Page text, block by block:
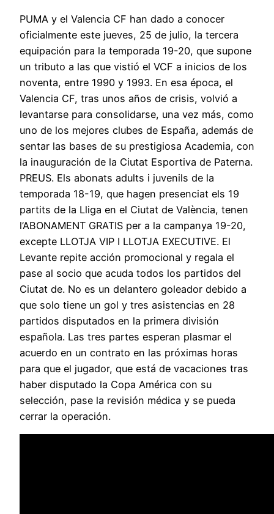
PUMA y el Valencia CF han dado a conocer
oficialmente este jueves, 25 de julio, la tercera
equipación para la temporada 19-20, que supone
un tributo a las que vistió el VCF a inicios de los
noventa, entre 1990 y 1993. En esa época, el
Valencia CF, tras unos años de crisis, volvió a
levantarse para consolidarse, una vez más, como
uno de los mejores clubes de España, además de
sentar las bases de su prestigiosa Academia, con
la inauguración de la Ciutat Esportiva de Paterna.
PREUS. Els abonats adults i juvenils de la
temporada 18-19, que hagen presenciat els 19
partits de la Lliga en el Ciutat de València, tenen
l’ABONAMENT GRATIS per a la campanya 19-20,
excepte LLOTJA VIP I LLOTJA EXECUTIVE. El
Levante repite acción promocional y regala el
pase al socio que acuda todos los partidos del
Ciutat de. No es un delantero goleador debido a
que solo tiene un gol y tres asistencias en 28
partidos disputados en la primera división
española. Las tres partes esperan plasmar el
acuerdo en un contrato en las próximas horas
para que el jugador, que está de vacaciones tras
haber disputado la Copa América con su
selección, pase la revisión médica y se pueda
cerrar la operación.